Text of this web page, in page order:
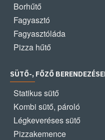
Borhűtő
Fagyasztó
Fagyasztóláda
Pizza hűtő
SÜTŐ-, FŐZŐ
Statikus sütő
Kombi sütő, pároló
Légkeveréses sütő
Pizzakemence